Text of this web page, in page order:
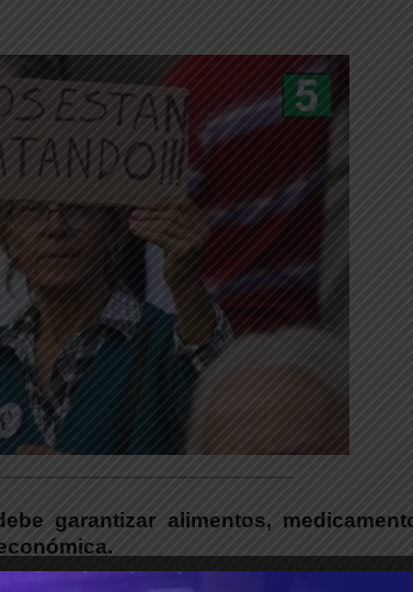
garantizar alimentos,